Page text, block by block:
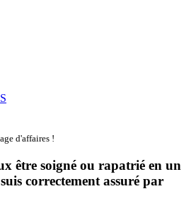
d'affaires !
être soigné ou rapatrié en un
correctement assuré par